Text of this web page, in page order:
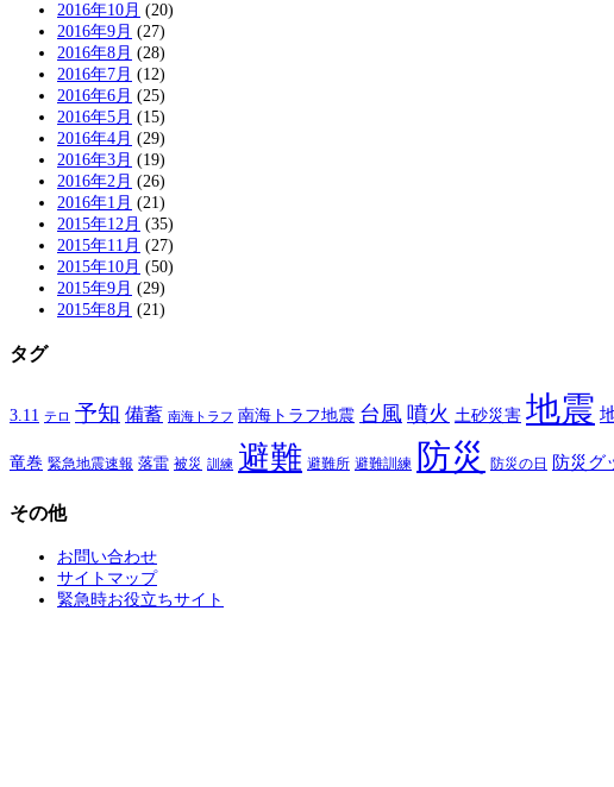
2016年10月 (20)
2016年9月 (27)
2016年8月 (28)
2016年7月 (12)
2016年6月 (25)
2016年5月 (15)
2016年4月 (29)
2016年3月 (19)
2016年2月 (26)
2016年1月 (21)
2015年12月 (35)
2015年11月 (27)
2015年10月 (50)
2015年9月 (29)
2015年8月 (21)
タグ
3.11 テロ 予知 備蓄 南海トラフ 南海トラフ地震 台風 噴火 土砂災害 地震
竜巻 緊急地震速報 落雷 被災 訓練 避難 避難所 避難訓練 防災 防災の日 防災グ
その他
お問い合わせ
サイトマップ
緊急時お役立ちサイト